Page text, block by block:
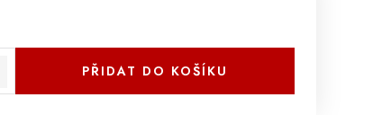
PŘIDAT DO KOŠÍKU